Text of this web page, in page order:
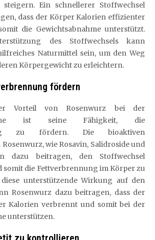
steigern. Ein schnellerer Stoffwechsel
dass der Körper Kalorien effizienter
die Gewichtsabnahme unterstützt.
des Stoffwechsels kann
Naturmittel sein, um den Weg
Körpergewicht zu erleichtern.
fördern
Vorteil von Rosenwurz bei der
ist seine Fähigkeit, die
zu fördern. Die bioaktiven
wie Rosavin, Salidroside und
dazu beitragen, den Stoffwechsel
somit die Fettverbrennung im Körper zu
unterstützende Wirkung auf den
Rosenwurz dazu beitragen, dass der
Kalorien verbrennt und somit bei der
unterstützen.